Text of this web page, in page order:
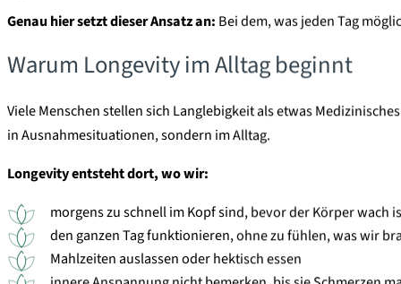
Genau hier setzt dieser Ansatz an: Bei dem, was jeden Tag
Warum Longevity im Alltag beginnt
Viele Menschen stellen sich Langlebigkeit als etwas
in Ausnahmesituationen, sondern im Alltag.
Longevity entsteht dort, wo wir:
morgens zu schnell im Kopf sind, bevor der Körper wach
den ganzen Tag funktionieren, ohne zu fühlen, was wir
Mahlzeiten auslassen oder hektisch essen